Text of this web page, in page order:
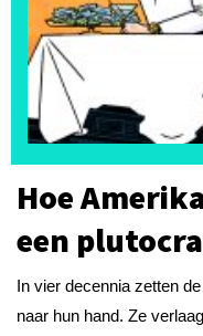
Hoe
een
In vier decennia zetten
naar hun hand. Ze